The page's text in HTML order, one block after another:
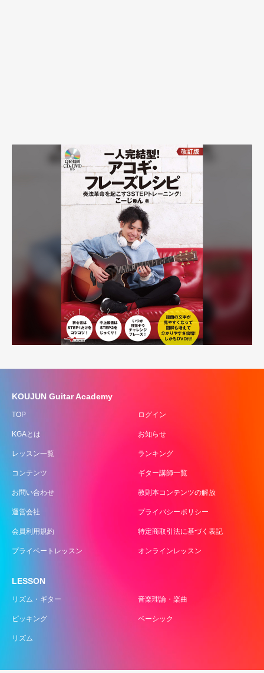
KOUJUN Guitar Academy
TOP ログイン
KGAとは お知らせ
レッスン一覧 ランキング
コンテンツ ギター講師一覧
お問い合わせ 教則本コンテンツの解放
運営会社 プライバシーポリシー
会員利用規約 特定商取引法に基づく表記
プライベートレッスン オンラインレッスン
LESSON
リズム・ギター 音楽理論・楽曲
ピッキング ベーシック
リズム